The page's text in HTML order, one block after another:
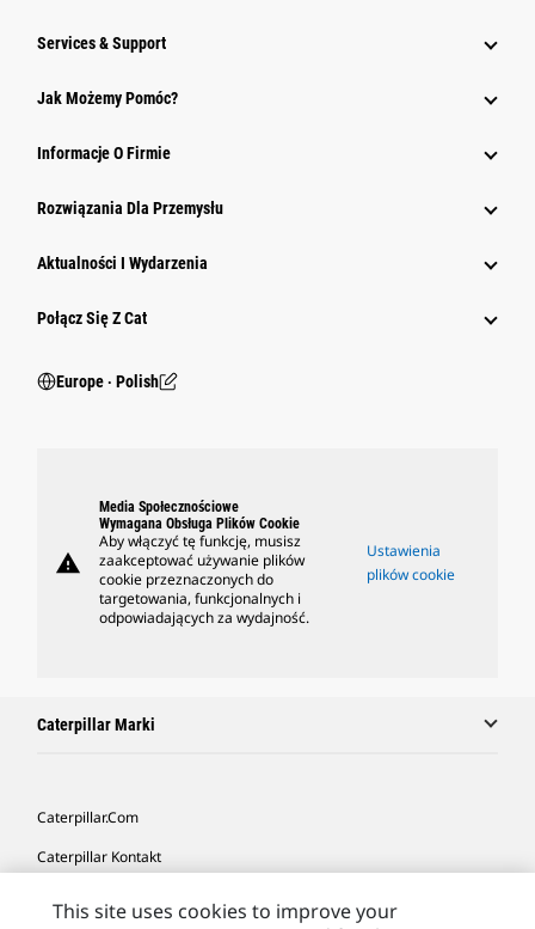
Services & Support
Jak Możemy Pomóc?
Informacje O Firmie
Rozwiązania Dla Przemysłu
Aktualności I Wydarzenia
Połącz Się Z Cat
Europe ‧ Polish
warning
Media Społecznościowe
Wymagana Obsługa Plików Cookie
Aby włączyć tę funkcję, musisz
zaakceptować używanie plików
cookie przeznaczonych do
targetowania, funkcjonalnych i
odpowiadających za wydajność.
Ustawienia
plików cookie
Caterpillar Marki
Caterpillar.com
Caterpillar Kontakt
This site uses cookies to improve your